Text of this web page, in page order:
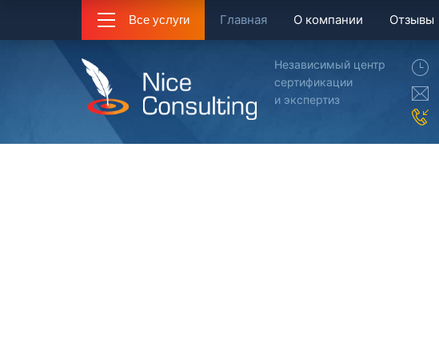
Все услуги Главная О компании Отзывы
Независимый центр
сертификации
и экспертиз